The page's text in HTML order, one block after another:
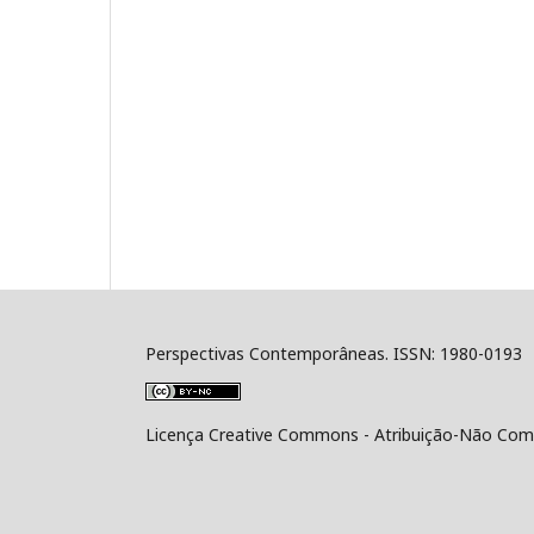
Perspectivas Contemporâneas. ISSN: 1980-0193
Licença Creative Commons - Atribuição-Não